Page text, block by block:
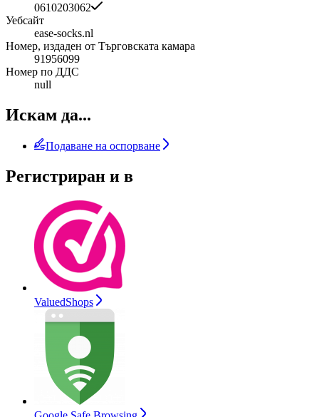
0610203062
Уебсайт
ease-socks.nl
Номер, издаден от Търговската камара
91956099
Номер по ДДС
null
Искам да...
Подаване на оспорване
Регистриран и в
ValuedShops